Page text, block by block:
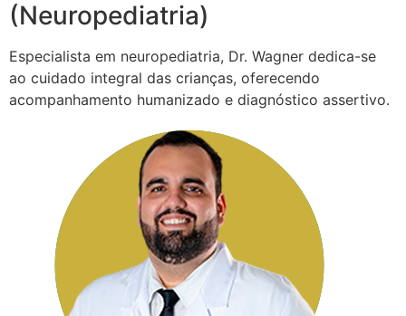
(Neuropediatria)
Especialista em neuropediatria, Dr. Wagner dedica-se
ao cuidado integral das crianças, oferecendo
acompanhamento humanizado e diagnóstico assertivo.